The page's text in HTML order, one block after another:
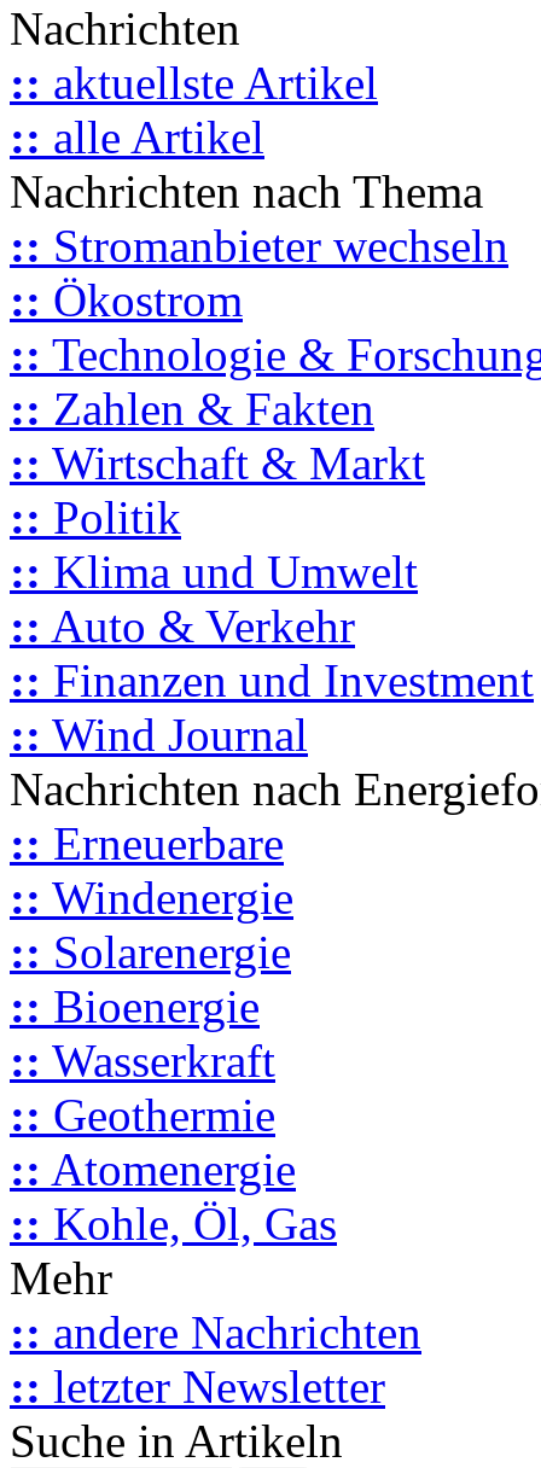
Nachrichten
:: aktuellste Artikel
:: alle Artikel
Nachrichten nach Thema
:: Stromanbieter wechseln
:: Ökostrom
:: Technologie &
:: Zahlen & Fakten
:: Wirtschaft & Markt
:: Politik
:: Klima und Umwelt
:: Auto & Verkehr
:: Finanzen und Investment
:: Wind Journal
Nachrichten nach
:: Erneuerbare
:: Windenergie
:: Solarenergie
:: Bioenergie
:: Wasserkraft
:: Geothermie
:: Atomenergie
:: Kohle, Öl, Gas
Mehr
:: andere Nachrichten
:: letzter Newsletter
Suche in Artikeln